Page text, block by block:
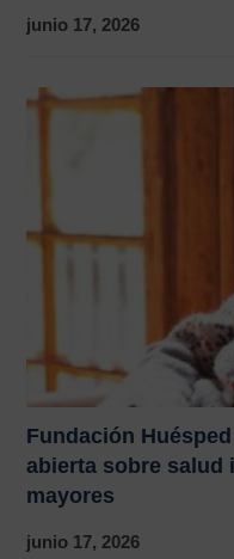
junio 17, 2026
Fundación
abierta sobre salud
mayores
junio 17, 2026